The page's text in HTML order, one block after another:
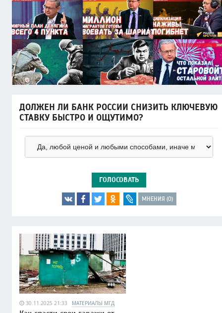
ДОЛЖЕН ЛИ БАНК РОССИИ СНИЗИТЬ КЛЮЧЕВУЮ
СТАВКУ БЫСТРО И ОЩУТИМО?
ГОЛОСОВАТЬ
МНЕНИЯ (0)
30.11.2025 21:33 МАТЕРИАЛЫ МГД